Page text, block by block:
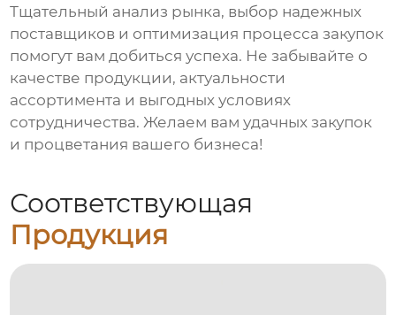
Тщательный анализ рынка, выбор надежных
поставщиков и оптимизация процесса закупок
помогут вам добиться успеха. Не забывайте о
качестве продукции, актуальности
ассортимента и выгодных условиях
сотрудничества. Желаем вам удачных закупок
и процветания вашего бизнеса!
Соответствующая
Продукция